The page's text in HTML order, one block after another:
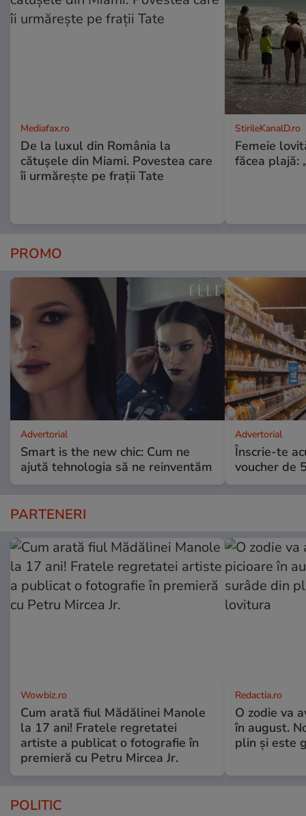
Mediafax.ro
De la luxul din România la
cătușele din Miami. Povestea care
îi urmărește pe frații Tate
StirileKanalD.ro
Femeie
făcea plajă:
PROMO
Advertorial
Smart is the new chic: Cum ne
ajută tehnologia să ne reinventăm
Advertorial
Înscrie-te
voucher de
PARTENERI
Wowbiz.ro
Cum arată fiul Mădălinei Manole
la 17 ani! Fratele regretatei
artiste a publicat o fotografie în
premieră cu Petru Mircea Jr.
Redactia.ro
O zodie va
în august.
plin și este
POLITIC